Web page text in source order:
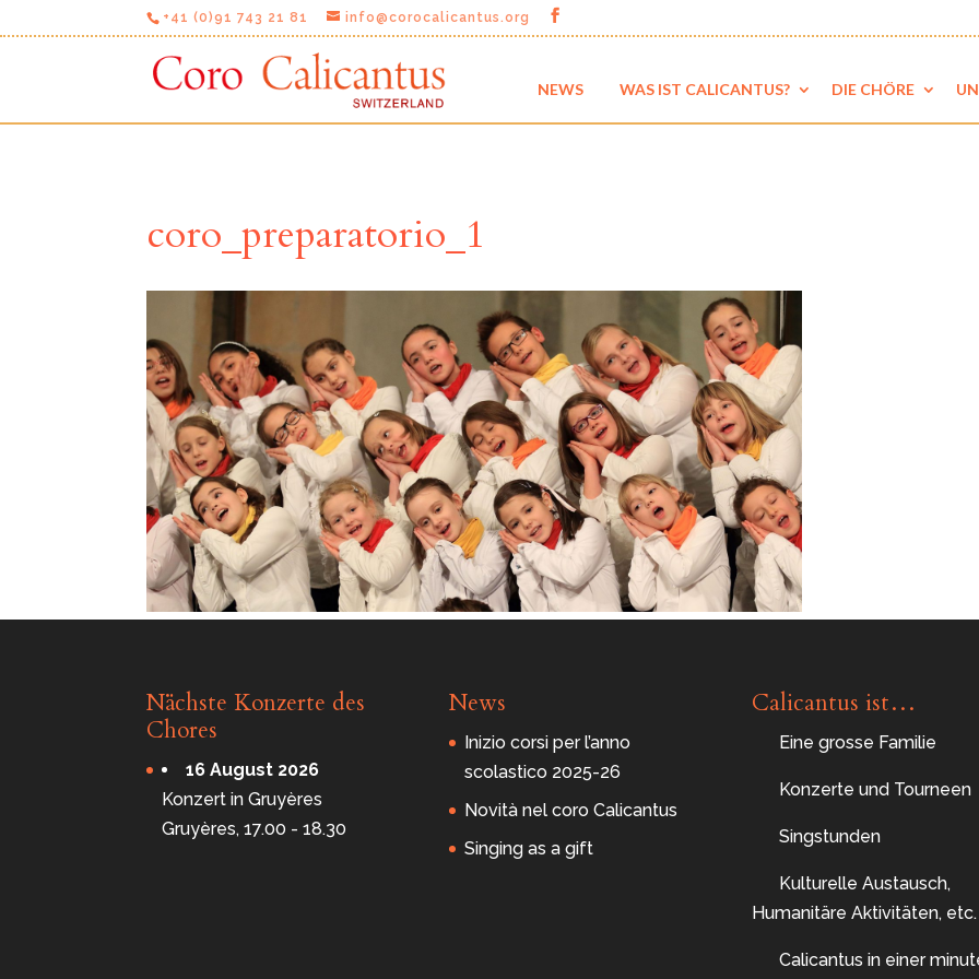
+41 (0)91 743 21 81 info@corocalicantus.org
NEWS WAS IST CALICANTUS? DIE CHÖRE
coro_preparatorio_1
Nächste Konzerte des
Chores
16 August 2026
Konzert in Gruyères
Gruyères, 17.00 - 18.30
News
Inizio corsi per l’anno
scolastico 2025-26
Novità nel coro Calicantus
Singing as a gift
Calicantus ist…
Eine grosse Familie
Konzerte und Tourneen
Singstunden
Kulturelle Austausch,
Humanitäre Aktivitäten, etc.
Calicantus in einer